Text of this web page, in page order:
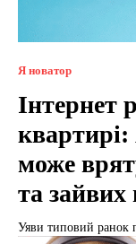
Я новатор
Інтернет
квартирі:
може
та зайвих
Уяви типовий ранок